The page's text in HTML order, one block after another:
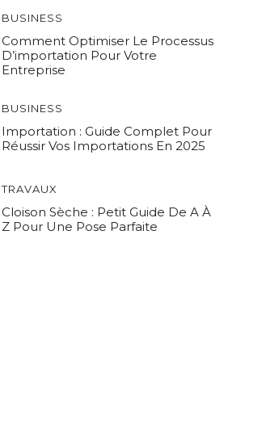
BUSINESS
Comment Optimiser Le Processus
D’importation Pour Votre
Entreprise
BUSINESS
Importation : Guide Complet Pour
Réussir Vos Importations En 2025
TRAVAUX
Cloison Sèche : Petit Guide De A À
Z Pour Une Pose Parfaite